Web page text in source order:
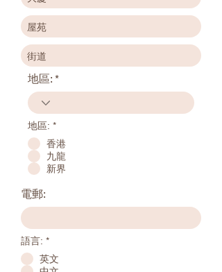
地區:
地區: *
香港
九龍
新界
電郵:
語言: *
英文